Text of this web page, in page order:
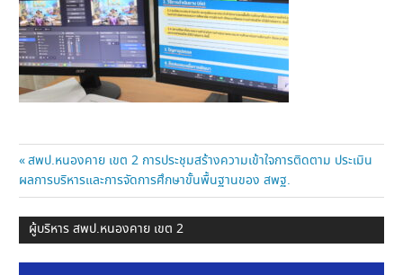
แนะแนว
เรื่อง
Previous
Post:
สพป.หนองคาย เขต 2 การประชุมสร้างความเข้าใจการติดตาม ประเมิน
ผลการบริหารและการจัดการศึกษาขั้นพื้นฐานของ สพฐ.
ผู้บริหาร สพป.หนองคาย เขต 2